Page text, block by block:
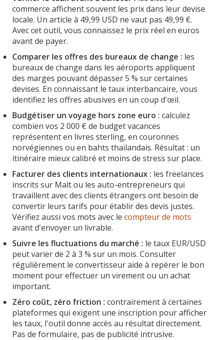
commerce affichent souvent les prix dans leur devise
locale. Un article à 49,99 USD ne vaut pas 49,99 €.
Avec cet outil, vous connaissez le prix réel en euros
avant de payer.
Comparer les offres des bureaux de change : les
bureaux de change dans les aéroports appliquent
des marges pouvant dépasser 5 % sur certaines
devises. En connaissant le taux interbancaire, vous
identifiez les offres abusives en un coup d'œil.
Budgétiser un voyage hors zone euro : calculez
combien vos 2 000 € de budget vacances
représentent en livres sterling, en couronnes
norvégiennes ou en bahts thaïlandais. Résultat : un
itinéraire mieux calibré et moins de stress sur place.
Facturer des clients internationaux : les freelances
inscrits sur Malt ou les auto-entrepreneurs qui
travaillent avec des clients étrangers ont besoin de
convertir leurs tarifs pour établir des devis justes.
Vérifiez aussi vos mots avec le compteur de mots
avant d'envoyer un livrable.
Suivre les fluctuations du marché : le taux EUR/USD
peut varier de 2 à 3 % sur un mois. Consulter
régulièrement le convertisseur aide à repérer le bon
moment pour effectuer un virement ou un achat
important.
Zéro coût, zéro friction : contrairement à certaines
plateformes qui exigent une inscription pour afficher
les taux, l'outil donne accès au résultat directement.
Pas de formulaire, pas de publicité intrusive.